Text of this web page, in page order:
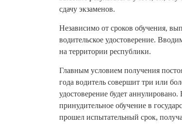
сдачу экзаменов.
Независимо от сроков обучения,
водительское удостоверение.
на территории республики.
Главным условием получения
года водитель совершит три или
удостоверение будет
принудительное обучение в
прошел испытательный срок,